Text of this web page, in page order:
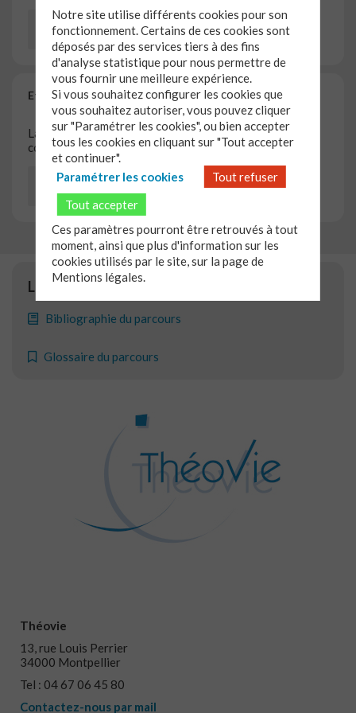
S'inscrire gratuitement
Et si j’étudiais la théologie ?
La théologie s’enseigne et se pratique…mais où ? et
comment ?
S'inscrire gratuitement
LIENS
Bibliographie du parcours
Glossaire du parcours
Théovie
13, rue Louis Perrier
34000 Montpellier
Tel : 04 67 06 45 80
Contactez-nous par mail
Notre site utilise différents cookies pour son
fonctionnement. Certains de ces cookies sont
déposés par des services tiers à des fins
d'analyse statistique pour nous permettre de
vous fournir une meilleure expérience.
Si vous souhaitez configurer les cookies que
vous souhaitez autoriser, vous pouvez cliquer
sur "Paramétrer les cookies", ou bien accepter
tous les cookies en cliquant sur "Tout accepter
et continuer".
Paramétrer les cookies
Tout refuser
Tout accepter
Ces paramètres pourront être retrouvés à tout
moment, ainsi que plus d'information sur les
cookies utilisés par le site, sur la page de
Mentions légales.